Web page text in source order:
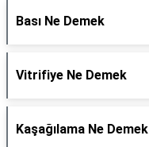
Bası Ne Demek
Vitrifiye Ne Demek
Kaşağılama Ne Demek